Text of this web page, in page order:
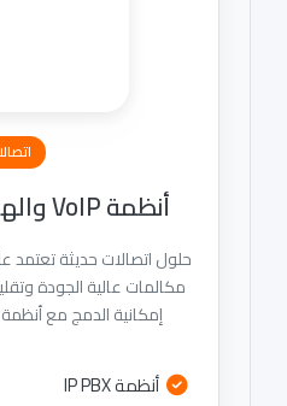
حلول اتصالات حديثة تعتمد على بروتوكول
مكالمات عالية الجودة وتقليل التكاليف
إمكانية الدمج مع أنظمة الإدارة